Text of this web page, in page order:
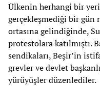
Ülkenin herhangi bir
gerçekleşmediği bir gün
ortasına gelindiğinde,
protestolara katılmıştı.
sendikaları, Beşir’in
grevler ve devlet
yürüyüşler düzenlediler.